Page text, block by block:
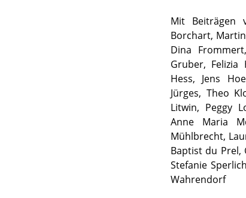
Mit Beiträgen
Borchart,
Dina
Gruber, Felizia
Hess, Jens
Jürges, Theo
Litwin, Peggy
Anne Maria
Mühlbrecht,
Baptist du Prel,
Stefanie
Wahrendorf